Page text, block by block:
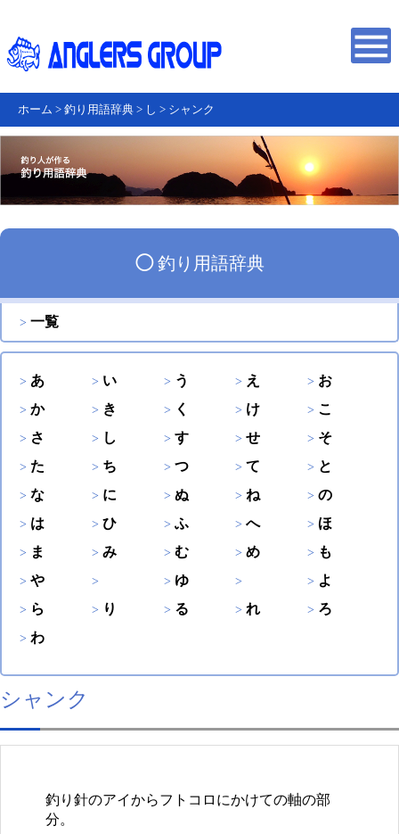
ホーム > 釣り用語辞典 > し > シャンク
◯釣り用語辞典
一覧
あ い う え
お
か
き く け
こ
さ
し す せ
そ
た
ち つ て
と
な
に ぬ ね
の
は
ひ ふ へ
ほ
ま
み む め
も
や
ゆ
よ
ら
り る れ
ろ
わ
シャンク
釣り針のアイからフトコロにかけての軸の部
分。